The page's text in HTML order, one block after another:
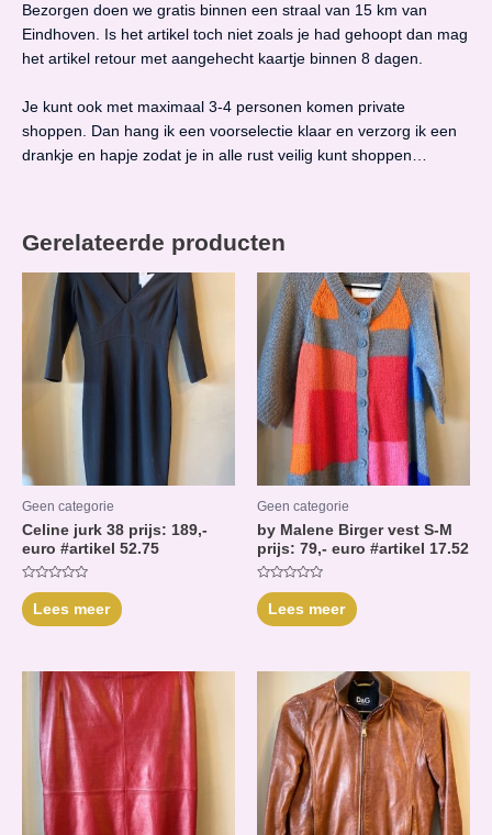
Bezorgen doen we gratis binnen een straal van 15 km van
Eindhoven. Is het artikel toch niet zoals je had gehoopt dan mag
het artikel retour met aangehecht kaartje binnen 8 dagen.
Je kunt ook met maximaal 3-4 personen komen private
shoppen. Dan hang ik een voorselectie klaar en verzorg ik een
drankje en hapje zodat je in alle rust veilig kunt shoppen…
Gerelateerde producten
Geen categorie
Celine jurk 38 prijs: 189,-
euro #artikel 52.75
Waardering
0
uit
5
Lees meer
Geen categorie
by Malene Birger vest S-M
prijs: 79,- euro #artikel 17.52
Waardering
0
uit
5
Lees meer